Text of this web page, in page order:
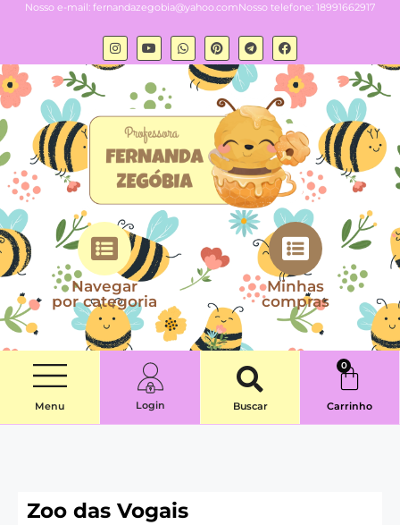
Nosso e-mail: fernandazegobia@yahoo.comNosso telefone: 18991662917
Navegar
por categoria
Minhas
compras
Menu Login Buscar
0
Carrinho
Zoo das Vogais